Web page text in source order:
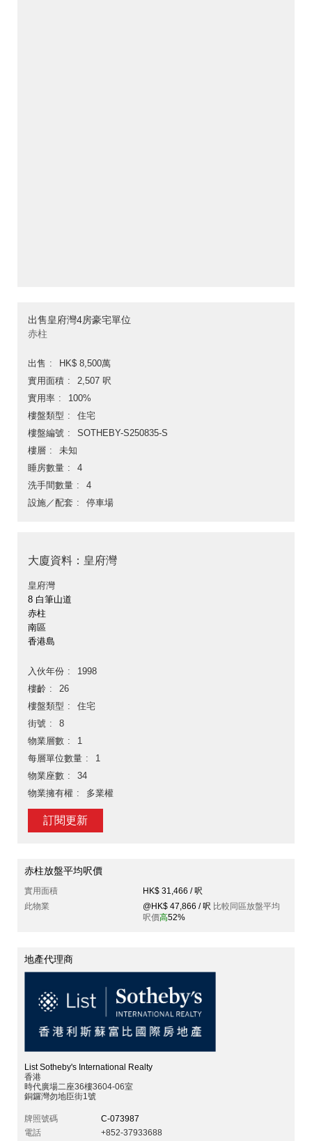
出售皇府灣4房豪宅單位
赤柱
出售
HK$ 8,500萬
實用面積
2,507 呎
實用率
100%
樓盤類型
住宅
樓盤編號
SOTHEBY-S250835-S
樓層
未知
睡房數量
4
洗手間數量
4
設施／配套
停車場
大廈資料：皇府灣
皇府灣
8 白筆山道
赤柱
南區
香港島
入伙年份
1998
樓齡
26
樓盤類型
住宅
街號
8
物業層數
1
每層單位數量
1
物業座數
34
物業擁有權
多業權
訂閱更新
赤柱放盤平均呎價
實用面積
HK$ 31,466 / 呎
此物業
@HK$ 47,866 / 呎 比較同區放盤平均
呎價高52%
地產代理商
List Sotheby's International Realty
香港
時代廣場二座36樓3604-06室
銅鑼灣勿地臣街1號
牌照號碼
C-073987
電話
+852-37933688